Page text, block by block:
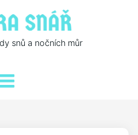
snů a nočních můr